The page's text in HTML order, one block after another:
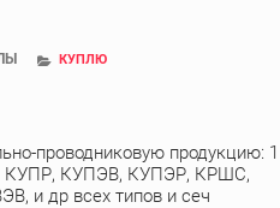
КУПЛЮ
проводниковую продукцию: 1
КУПР, КУПЭВ, КУПЭР, КРШС,
и др всех типов и сеч